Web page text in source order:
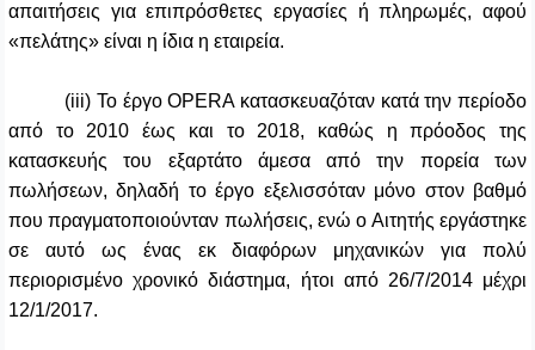
απαιτήσεις για επιπρόσθετες εργασίες ή πληρωμές, αφού
«πελάτης» είναι η ίδια η εταιρεία.
(iii) Το έργο OPERA κατασκευαζόταν κατά την περίοδο
από το 2010 έως και το 2018, καθώς η πρόοδος της
κατασκευής του εξαρτάτο άμεσα από την πορεία των
πωλήσεων, δηλαδή το έργο εξελισσόταν μόνο στον βαθμό
που πραγματοποιούνταν πωλήσεις, ενώ ο Αιτητής εργάστηκε
σε αυτό ως ένας εκ διαφόρων μηχανικών για πολύ
περιορισμένο χρονικό διάστημα, ήτοι από 26/7/2014 μέχρι
12/1/2017.